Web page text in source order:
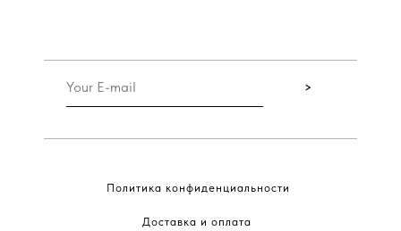
>
Политика конфиденциальности
Доставка и оплата